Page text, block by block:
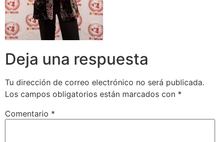
Deja una respuesta
Tu dirección de correo electrónico no será publicada.
Los campos obligatorios están marcados con *
Comentario *